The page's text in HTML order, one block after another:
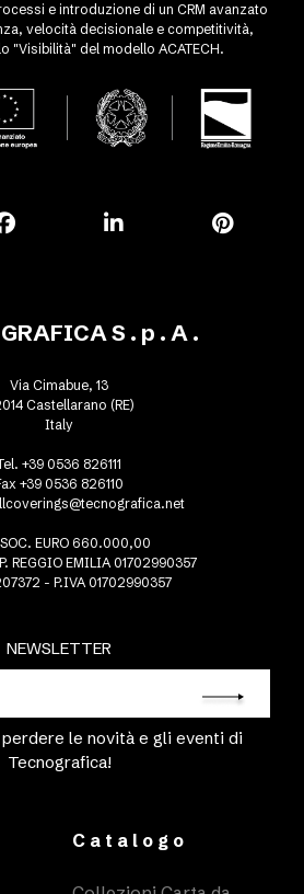
e introduzione di un CRM avanzato
velocità decisionale e competitività,
"Visibilità" del modello ACATECH.
NEWSLETTER
le novità e gli eventi di
Tecnografica!
S . p . A .
Via Cimabue, 13
Castellarano (RE)
Italy
+39 0536 826111
+39 0536 826110
SOC. EURO 660.000,00
REGGIO EMILIA 01702990357
- P.IVA 01702990357
Catalogo